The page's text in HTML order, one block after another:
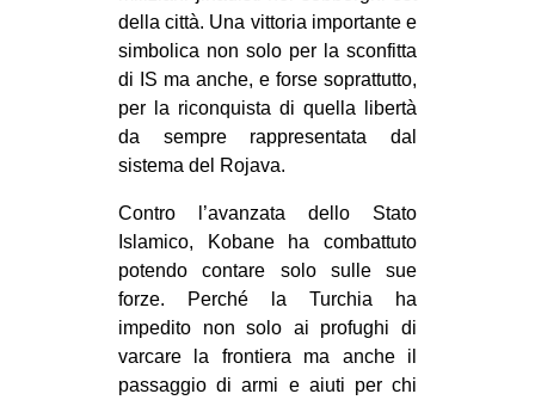
della città. Una vittoria importante e
simbolica non solo per la sconfitta
di IS ma anche, e forse soprattutto,
per la riconquista di quella libertà
da sempre rappresentata dal
sistema del Rojava.
Contro l’avanzata dello Stato
Islamico, Kobane ha combattuto
potendo contare solo sulle sue
forze. Perché la Turchia ha
impedito non solo ai profughi di
varcare la frontiera ma anche il
passaggio di armi e aiuti per chi